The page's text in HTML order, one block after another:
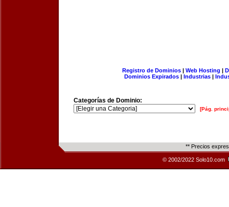
Registro de Dominios| Web Hosting |
Dominios Expirados | Industrias |
Categorías de Dominio:
[Pág.
** Precios
© 2002/2022 Solo10.com